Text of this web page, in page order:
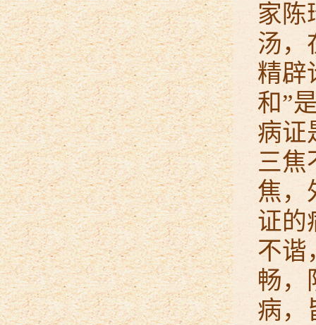
家陈
汤，
精辟
和”
病证
三焦
焦，
证的
不谐
畅，
病，